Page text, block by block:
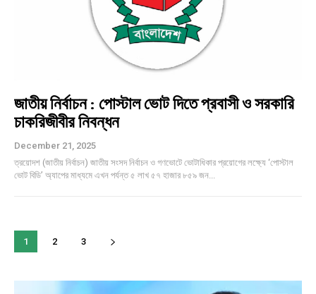
জাতীয় নির্বাচন : পোস্টাল ভোট দিতে প্রবাসী ও সরকারি
চাকরিজীবীর নিবন্ধন
December 21, 2025
ত্রয়োদশ (জাতীয় নির্বাচন) জাতীয় সংসদ নির্বাচন ও গণভোটে ভোটাধিকার প্রয়োগের লক্ষ্যে ‘পোস্টাল
ভোট বিডি’ অ্যাপের মাধ্যমে এখন পর্যন্ত ৫ লাখ ৫৭ হাজার ৮৫৯ জন...
1 2 3